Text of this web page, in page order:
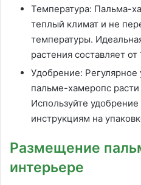
Температура: Пальма-
теплый климат и не
температуры.
растения составляет
Удобрение:
пальме-хамеропс
Используйте
инструкциям на
Размещение
интерьере